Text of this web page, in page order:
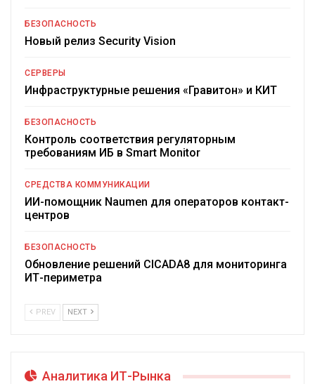
БЕЗОПАСНОСТЬ
Новый релиз Security Vision
СЕРВЕРЫ
Инфраструктурные решения «Гравитон» и КИТ
БЕЗОПАСНОСТЬ
Контроль соответствия регуляторным
требованиям ИБ в Smart Monitor
СРЕДСТВА КОММУНИКАЦИИ
ИИ-помощник Naumen для операторов контакт-
центров
БЕЗОПАСНОСТЬ
Обновление решений CICADA8 для мониторинга
ИТ-периметра
PREV NEXT
Аналитика ИТ-Рынка